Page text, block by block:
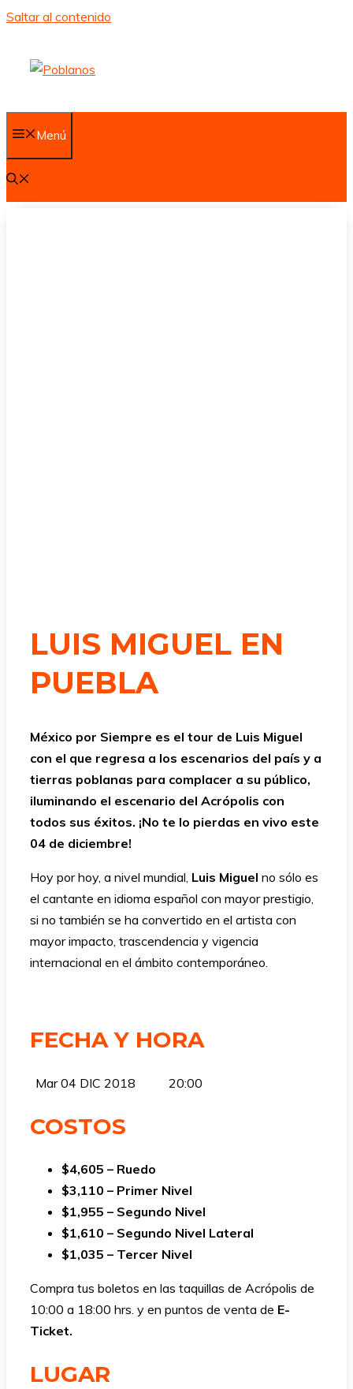
Saltar al contenido
Menú
LUIS MIGUEL EN
PUEBLA
México por Siempre es el tour de Luis Miguel
con el que regresa a los escenarios del país y a
tierras poblanas para complacer a su público,
iluminando el escenario del Acrópolis con
todos sus éxitos. ¡No te lo pierdas en vivo este
04 de diciembre!
Hoy por hoy, a nivel mundial, Luis Miguel no sólo es
el cantante en idioma español con mayor prestigio,
si no también se ha convertido en el artista con
mayor impacto, trascendencia y vigencia
internacional en el ámbito contemporáneo.
FECHA Y HORA
Mar 04 DIC 2018 20:00
COSTOS
$4,605 – Ruedo
$3,110 – Primer Nivel
$1,955 – Segundo Nivel
$1,610 – Segundo Nivel Lateral
$1,035 – Tercer Nivel
Compra tus boletos en las taquillas de Acrópolis de
10:00 a 18:00 hrs. y en puntos de venta de E-
Ticket.
LUGAR